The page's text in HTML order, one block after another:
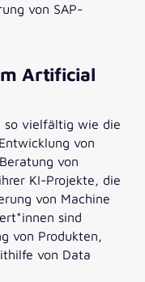
von SAP-
Artificial
so vielfältig wie die
von
von
KI-Projekte, die
von Machine
sind
von Produkten,
von Data